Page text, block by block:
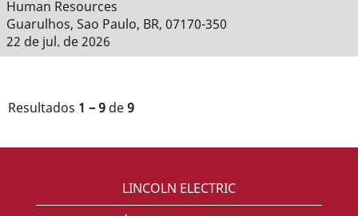
Human Resources
Guarulhos, Sao Paulo, BR, 07170-350
22 de jul. de 2026
Resultados 1 – 9 de9
LINCOLN ELECTRIC